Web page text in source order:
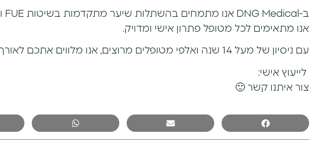
ב-DNG Medical אנו מתמחים בהשתלות שיער מתקדמות בשיטות FUE ו-DHI.
אנו מתאימים לכל מטופל פתרון אישי ומדויק.
עם ניסיון של מעל 14 שנה ואלפי מטופלים מרוצים, אנו מלווים אתכם לאורך כל הדרך.
לייעוץ אישי:
צור איתנו קשר 🙂